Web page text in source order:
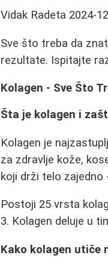
Vidak Radeta 2024-
Sve što treba da
rezultate. Ispitajte
Kolagen - Sve Što
Šta je kolagen i
Kolagen je
za zdravlje kože,
koji drži telo zajedno
Postoji 25 vrsta
3. Kolagen deluje u
Kako kolagen utiče